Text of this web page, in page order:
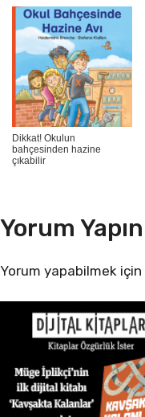
Dikkat! Okulun
bahçesinden hazine
çıkabilir
Yorum Yapın
Yorum yapabilmek için